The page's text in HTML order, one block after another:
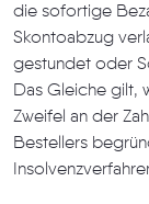
die sofortige
Skontoabzug
gestundet oder
Das Gleiche gilt,
Zweifel an der
Bestellers